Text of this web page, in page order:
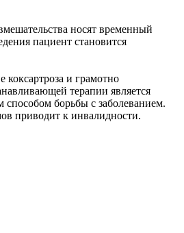
носят временный
пациент становится
коксартроза и грамотно
терапии является
борьбы с заболеванием.
приводит к инвалидности.